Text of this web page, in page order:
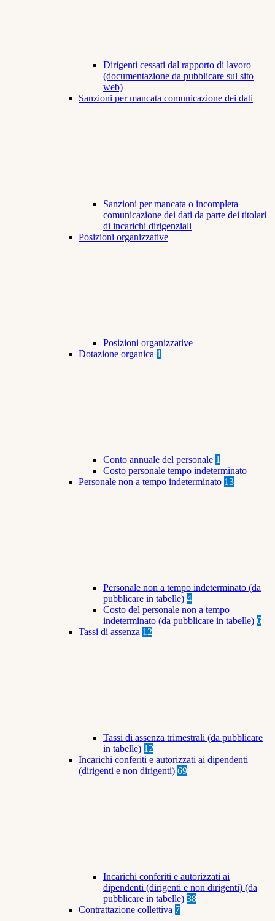
Dirigenti cessati dal rapporto di lavoro
(documentazione da pubblicare sul sito
web)
Sanzioni per mancata comunicazione dei dati
Sanzioni per mancata o incompleta
comunicazione dei dati da parte dei titolari
di incarichi dirigenziali
Posizioni organizzative
Posizioni organizzative
Dotazione organica 1
Conto annuale del personale 1
Costo personale tempo indeterminato
Personale non a tempo indeterminato 13
Personale non a tempo indeterminato (da
pubblicare in tabelle) 4
Costo del personale non a tempo
indeterminato (da pubblicare in tabelle) 6
Tassi di assenza 12
Tassi di assenza trimestrali (da pubblicare
in tabelle) 12
Incarichi conferiti e autorizzati ai dipendenti
(dirigenti e non dirigenti) 69
Incarichi conferiti e autorizzati ai
dipendenti (dirigenti e non dirigenti) (da
pubblicare in tabelle) 38
Contrattazione collettiva 7